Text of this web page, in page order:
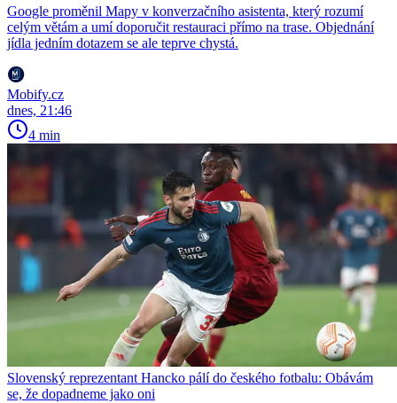
Google proměnil Mapy v konverzačního asistenta, který rozumí
celým větám a umí doporučit restauraci přímo na trase. Objednání
jídla jedním dotazem se ale teprve chystá.
Mobify.cz
dnes, 21:46
4 min
Slovenský reprezentant Hancko pálí do českého fotbalu: Obávám
se, že dopadneme jako oni